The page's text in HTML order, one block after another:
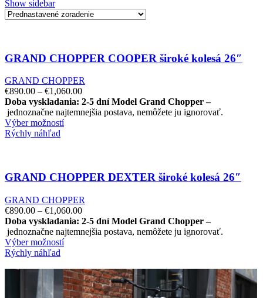
Show sidebar
GRAND CHOPPER COOPER široké kolesá 26″
GRAND CHOPPER
€890.00 – €1,060.00
Doba vyskladania: 2-5 dní Model Grand Chopper –
jednoznačne najtemnejšia postava, nemôžete ju ignorovať.
Výber možností
Rýchly náhľad
GRAND CHOPPER DEXTER široké kolesá 26″
GRAND CHOPPER
€890.00 – €1,060.00
Doba vyskladania: 2-5 dní Model Grand Chopper –
jednoznačne najtemnejšia postava, nemôžete ju ignorovať.
Výber možností
Rýchly náhľad